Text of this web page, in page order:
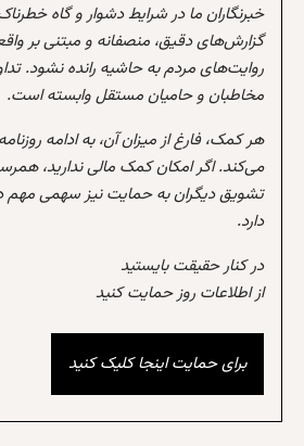
خبرنگاران ما در شرایط دشوار و گاه
گزارش‌های دقیق، منصفانه و مبتنی بر
روایت‌های مردم به حاشیه رانده نشود.
مخاطبان و حامیان مستقل وابسته است.
هر کمک، فارغ از میزان آن، به ادامه
می‌کند. اگر امکان کمک مالی ندارید،
تشویق دیگران به حمایت نیز سهمی مهم
دارد.
در کنار حقیقت بایستید
از اطلاعات روز حمایت کنید
برای حمایت اینجا کلیک کنید